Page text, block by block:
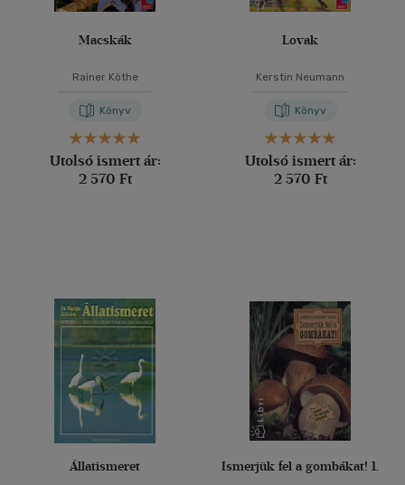
Macskák
Rainer Köthe
Könyv
Utolsó ismert ár:
2 570 Ft
Lovak
Kerstin Neumann
Könyv
Utolsó ismert ár:
2 570 Ft
Állatismeret Ismerjük fel a gombákat! 1.